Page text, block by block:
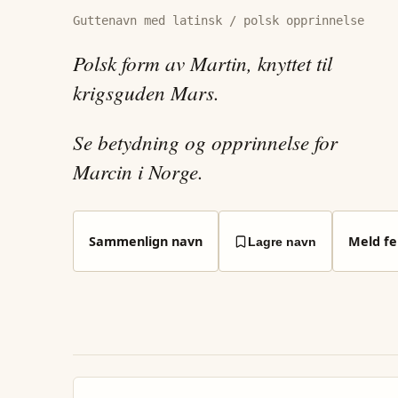
Guttenavn med latinsk / polsk opprinnelse
Polsk form av Martin, knyttet til
krigsguden Mars.
Se betydning og opprinnelse for
Marcin i Norge.
Sammenlign navn Lagre navn Meld